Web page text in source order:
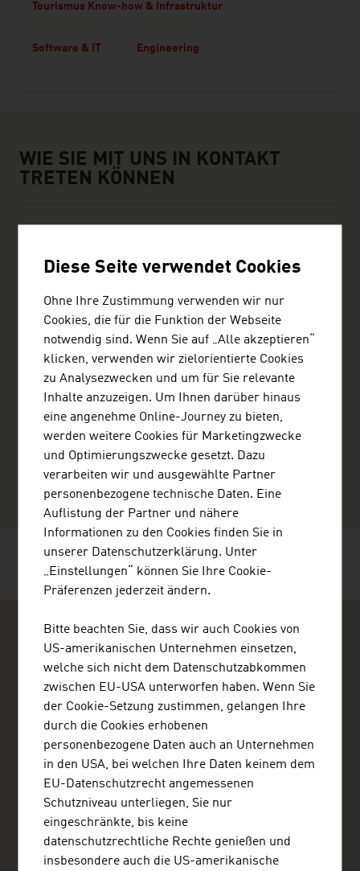
Tourismus Know-how & Infrastruktur
Software & IT Engineering
WIE SIE MIT UNS IN KONTAKT
TRETEN KÖNNEN
Wipplingerstraße 23/23
1010 Wien
Österreich
+43171075350
+431710753520
office@manova.at
http://www.manova.at
vCard
SEITE EMPFEHLEN
ADVANTAGE AUSTRIA Lagos
Austrian Embassy - Commercial Section Lagos
65A, Oyinkan Abayomi Drive
Lagos
Nigeria
+234 1 280 1304 , +234 809 097 8603
lagos@advantageaustria.org
Advantage Austria Nigeria on Facebook
Advantage Austria Ghana on Facebook
Diese Seite verwendet Cookies
Ohne Ihre Zustimmung verwenden wir nur
Cookies, die für die Funktion der Webseite
notwendig sind. Wenn Sie auf „Alle akzeptieren“
klicken, verwenden wir zielorientierte Cookies
zu Analysezwecken und um für Sie relevante
Inhalte anzuzeigen. Um Ihnen darüber hinaus
eine angenehme Online-Journey zu bieten,
werden weitere Cookies für Marketingzwecke
und Optimierungszwecke gesetzt. Dazu
verarbeiten wir und ausgewählte Partner
personenbezogene technische Daten. Eine
Auflistung der Partner und nähere
Informationen zu den Cookies finden Sie in
unserer Datenschutzerklärung. Unter
„Einstellungen“ können Sie Ihre Cookie-
Präferenzen jederzeit ändern.
Bitte beachten Sie, dass wir auch Cookies von
US-amerikanischen Unternehmen einsetzen,
welche sich nicht dem Datenschutzabkommen
zwischen EU-USA unterworfen haben. Wenn Sie
der Cookie-Setzung zustimmen, gelangen Ihre
durch die Cookies erhobenen
personenbezogene Daten auch an Unternehmen
in den USA, bei welchen Ihre Daten keinem dem
EU-Datenschutzrecht angemessenen
Schutzniveau unterliegen, Sie nur
eingeschränkte, bis keine
datenschutzrechtliche Rechte genießen und
insbesondere auch die US-amerikanische